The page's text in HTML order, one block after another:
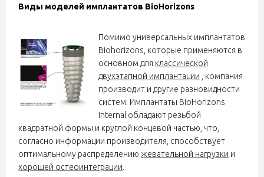
Виды моделей имплантатов BioHorizons
Помимо универсальных имплантатов
Biohorizons, которые применяются в
основном для классической
двухэтапной имплантации , компания
производит и другие разновидности
систем: Имплантаты BioHorizons
Internal обладают резьбой
квадратной формы и круглой концевой частью, что,
согласно информации производителя, способствует
оптимальному распределению жевательной нагрузки и
хорошей остеоинтеграции.